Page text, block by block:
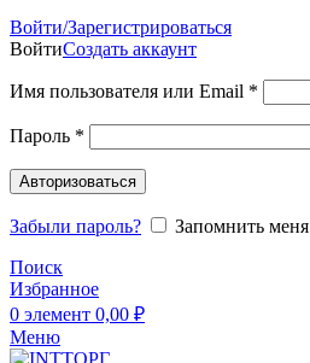
Войти/Зарегистрироваться
ВойтиСоздать аккаунт
Имя пользователя или Email *
Пароль *
Авторизоваться
Забыли пароль?
Запомнить меня
Поиск
Избранное
0 элемент 0,00 ₽
Меню